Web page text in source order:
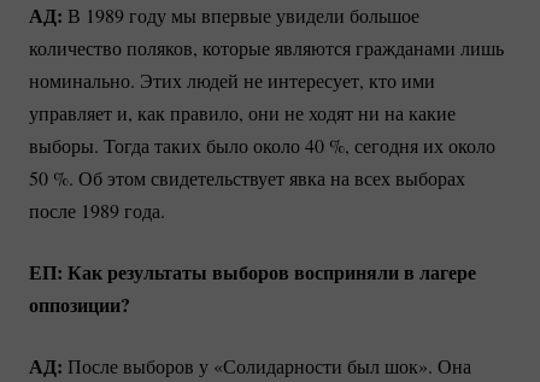
АД: В 1989 году мы впервые увидели большое
количество поляков, которые являются гражданами лишь
номинально. Этих людей не интересует, кто ими
управляет и, как правило, они не ходят ни на какие
выборы. Тогда таких было около40 %, сегодня их около
50 %. Об этом свидетельствует явка на всех выборах
после 1989 года.
ЕП: Как результаты выборов восприняли в лагере
оппозиции?
АД: После выборов у «Солидарности был шок». Она